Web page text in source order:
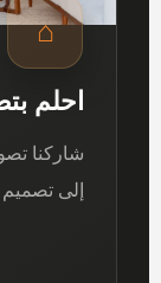
⌂
احلم
شاركنا
إلى تصميم